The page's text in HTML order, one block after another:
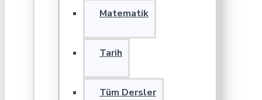
Matematik
Tarih
Tüm Dersler